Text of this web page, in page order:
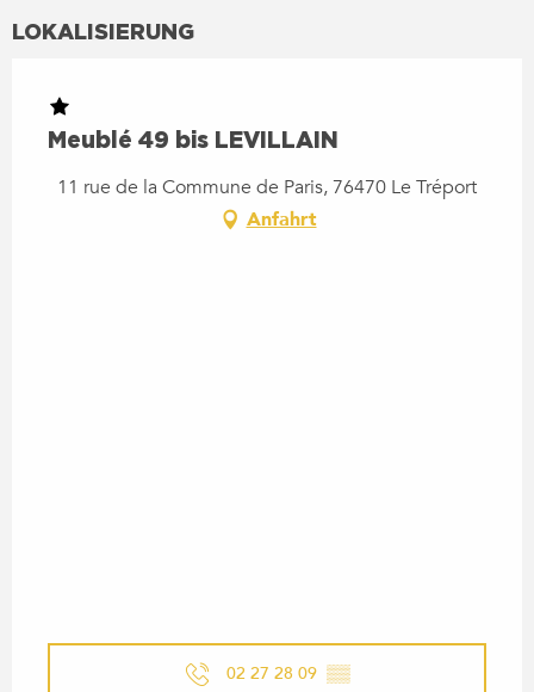
LOKALISIERUNG
Meublé 49 bis LEVILLAIN
11 rue de la Commune de Paris, 76470 Le Tréport
Anfahrt
02 27 28 09 ▒▒